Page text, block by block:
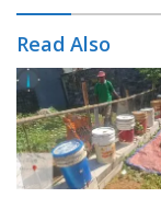
Read Also